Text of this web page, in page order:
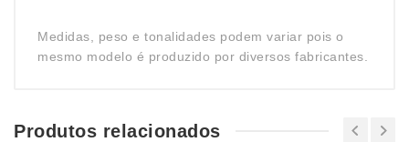
Medidas, peso e tonalidades podem variar pois o
mesmo modelo é produzido por diversos fabricantes.
Produtos relacionados